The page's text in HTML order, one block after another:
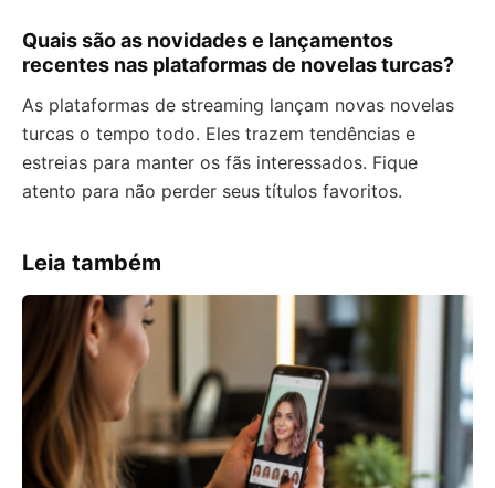
Quais são as novidades e lançamentos
recentes nas plataformas de novelas turcas?
As plataformas de streaming lançam novas novelas
turcas o tempo todo. Eles trazem tendências e
estreias para manter os fãs interessados. Fique
atento para não perder seus títulos favoritos.
Leia também